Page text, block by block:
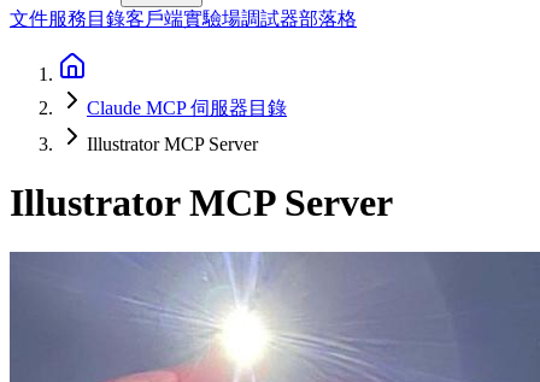
文件服務目錄客戶端實驗場調試器部落格
Claude MCP 伺服器目錄
Illustrator MCP Server
Illustrator MCP Server